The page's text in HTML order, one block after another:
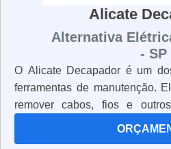
Alicate
Alternativa
- SP
O Alicate Decapador é um
ferramentas de manutenção.
remover cabos, fios e
essencial para qualquer
faça trabalhos de manutenção